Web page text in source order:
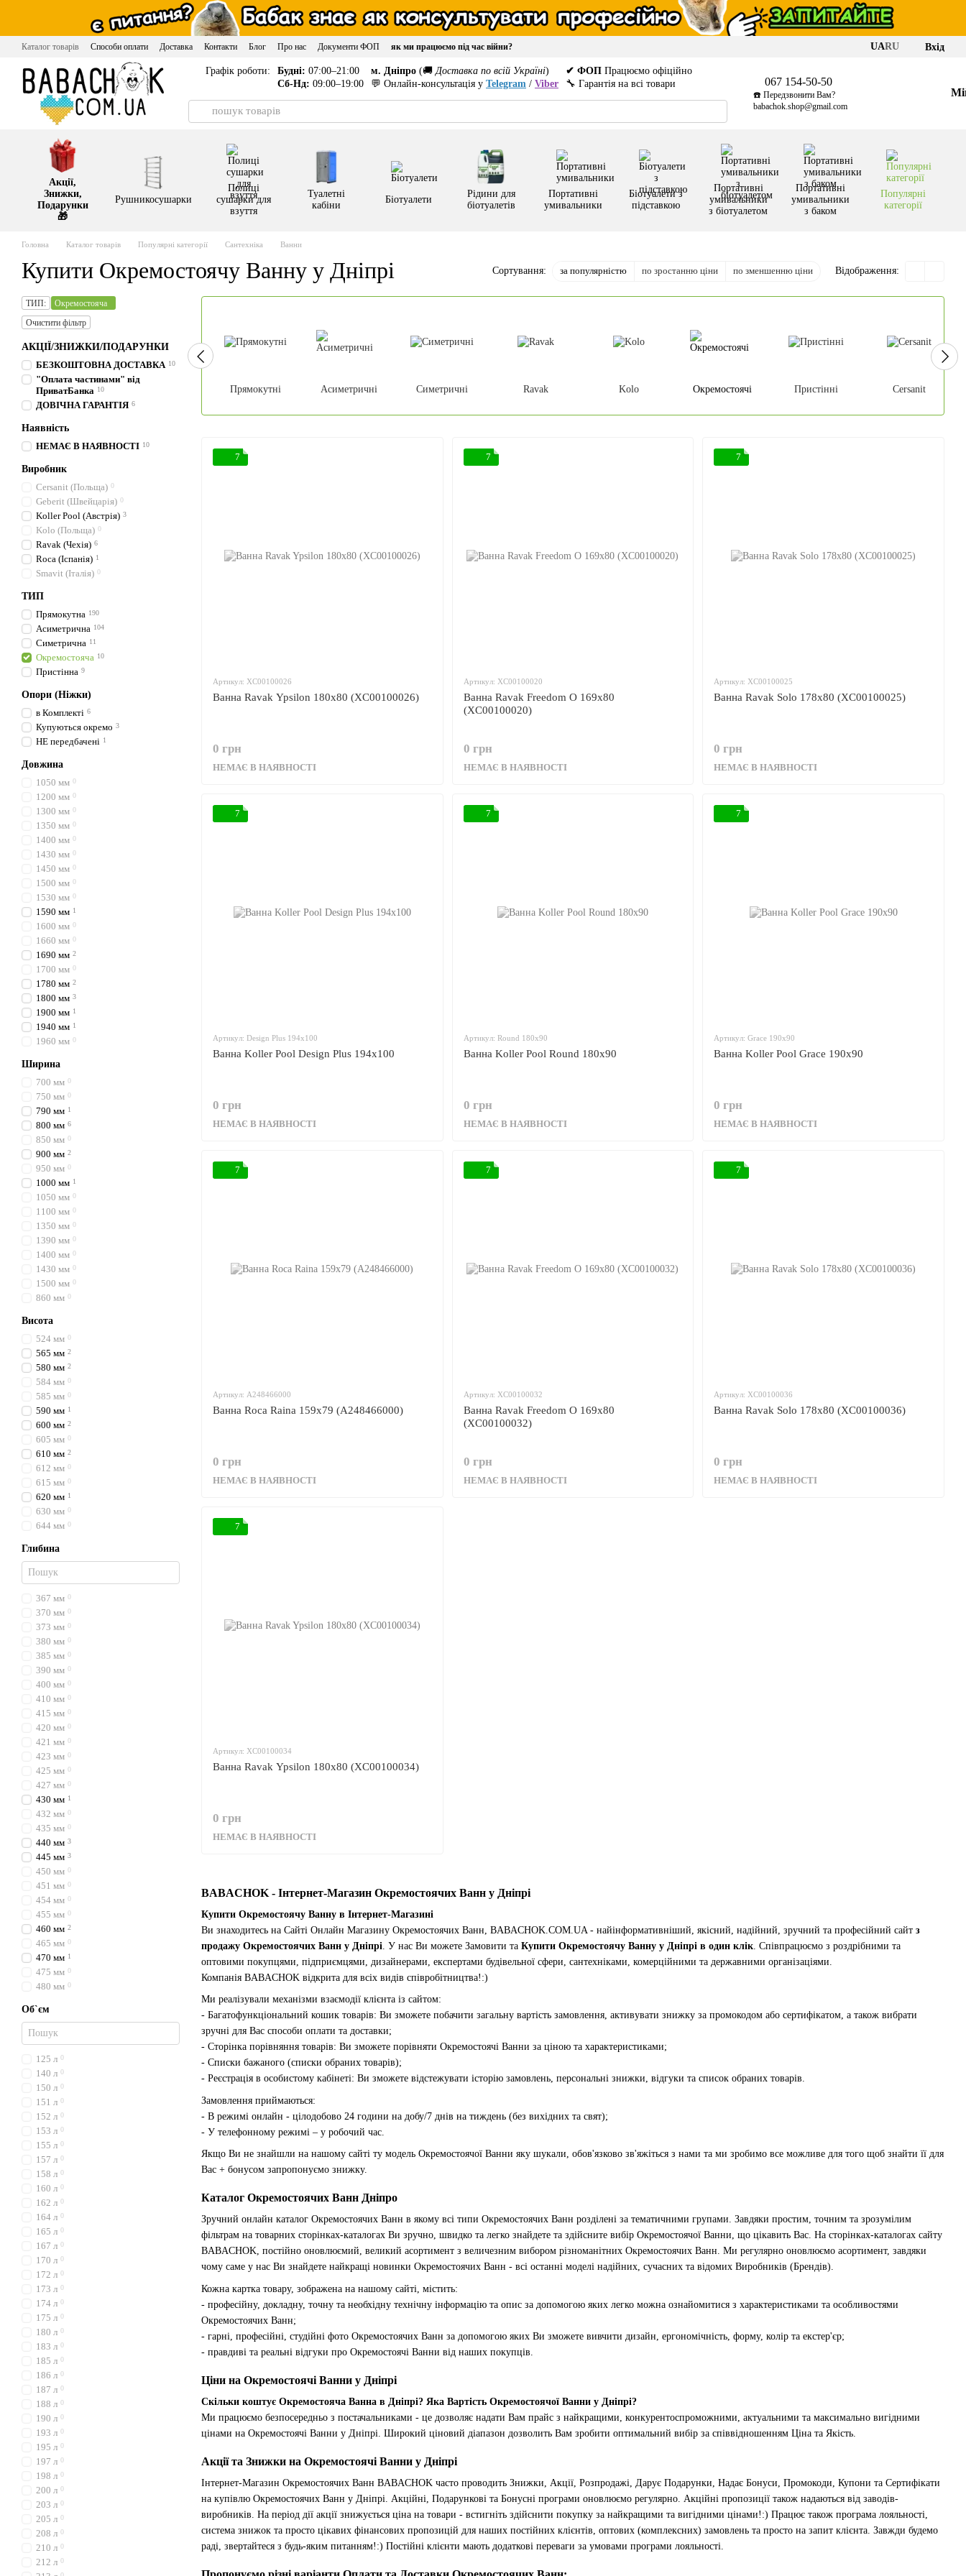
Перейти до основного контенту
Каталог товарів Способи оплати Доставка Контакти Блог Про нас Документи ФОП як ми працюємо під час війни? UARU Вхід
Графік роботи: Будні: 07:00–21:00
Сб-Нд: 09:00–19:00
м. Дніпро (🚚 Доставка по всій Україні)
💬 Онлайн-консультація у Telegram / Viber
✔ ФОП Працюємо офіційно
🔧 Гарантія на всі товари
067 154-50-50
☎️ Передзвонити Вам?
babachok.shop@gmail.com
Акції,
Знижки,
Подарунки
🎁
Рушникосушарки
Полиці
сушарки для
взуття
Туалетні
кабіни
Біотуалети
Рідини для
біотуалетів
Портативні
умивальники
Біотуалети з
підставкою
Портативні
умивальники
з біотуалетом
Портативні
умивальники
з баком
Популярні
категорії
Головна Каталог товарів Популярні категорії Сантехніка Ванни
Купити Окремостоячу Ванну у Дніпрі Сортування: за популярністю по зростанню ціни по зменшенню ціни Відображення:
Прямокутні Асиметричні Симетричні Ravak Kolo Окремостоячі Пристінні Cersanit
BABACHOK - Інтернет-Магазин Окремостоячих Ванн у Дніпрі
Купити Окремостоячу Ванну в Інтернет-Магазині
Ви знаходитесь на Сайті Онлайн Магазину Окремостоячих Ванн, BABACHOK.COM.UA - найінформативніший, якісний, надійний, зручний та професійний сайт з
продажу Окремостоячих Ванн у Дніпрі. У нас Ви можете Замовити та Купити Окремостоячу Ванну у Дніпрі в один клік. Співпрацюємо з роздрібними та
оптовими покупцями, підприємцями, дизайнерами, експертами будівельної сфери, сантехніками, комерційними та державними організаціями.
Компанія BABACHOK відкрита для всіх видів співробітництва!:)
Ми реалізували механізми взаємодії клієнта із сайтом:
- Багатофункціональний кошик товарів: Ви зможете побачити загальну вартість замовлення, активувати знижку за промокодом або сертифікатом, а також вибрати
зручні для Вас способи оплати та доставки;
- Сторінка порівняння товарів: Ви зможете порівняти Окремостоячі Ванни за ціною та характеристиками;
- Списки бажаного (списки обраних товарів);
- Реєстрація в особистому кабінеті: Ви зможете відстежувати історію замовлень, персональні знижки, відгуки та список обраних товарів.
Замовлення приймаються:
- В режимі онлайн - цілодобово 24 години на добу/7 днів на тиждень (без вихідних та свят);
- У телефонному режимі – у робочий час.
Якщо Ви не знайшли на нашому сайті ту модель Окремостоячої Ванни яку шукали, обов'язково зв'яжіться з нами та ми зробимо все можливе для того щоб знайти її для
Вас + бонусом запропонуємо знижку.
Каталог Окремостоячих Ванн Дніпро
Зручний онлайн каталог Окремостоячих Ванн в якому всі типи Окремостоячих Ванн розділені за тематичними групами. Завдяки простим, точним та зрозумілим
фільтрам на товарних сторінках-каталогах Ви зручно, швидко та легко знайдете та здійсните вибір Окремостоячої Ванни, що цікавить Вас. На сторінках-каталогах сайту
BABACHOK, постійно оновлюємий, великий асортимент з величезним вибором різноманітних Окремостоячих Ванн. Ми регулярно оновлюємо асортимент, завдяки
чому саме у нас Ви знайдете найкращі новинки Окремостоячих Ванн - всі останні моделі надійних, сучасних та відомих Виробників (Брендів).
Кожна картка товару, зображена на нашому сайті, містить:
- професійну, докладну, точну та необхідну технічну інформацію та опис за допомогою яких легко можна ознайомитися з характеристиками та особливостями
Окремостоячих Ванн;
- гарні, професійні, студійні фото Окремостоячих Ванн за допомогою яких Ви зможете вивчити дизайн, ергономічність, форму, колір та екстер'єр;
- правдиві та реальні відгуки про Окремостоячі Ванни від наших покупців.
Ціни на Окремостоячі Ванни у Дніпрі
Скільки коштує Окремостояча Ванна в Дніпрі? Яка Вартість Окремостоячої Ванни у Дніпрі?
Ми працюємо безпосередньо з постачальниками - це дозволяє надати Вам прайс з найкращими, конкурентоспроможними, актуальними та максимально вигідними
цінами на Окремостоячі Ванни у Дніпрі. Широкий ціновий діапазон дозволить Вам зробити оптимальний вибір за співвідношенням Ціна та Якість.
Акції та Знижки на Окремостоячі Ванни у Дніпрі
Інтернет-Магазин Окремостоячих Ванн BABACHOK часто проводить Знижки, Акції, Розпродажі, Дарує Подарунки, Надає Бонуси, Промокоди, Купони та Сертифікати
на купівлю Окремостоячих Ванн у Дніпрі. Акційні, Подарункові та Бонусні програми оновлюємо регулярно. Акційні пропозиції також надаються від заводів-
виробників. На період дії акції знижується ціна на товари - встигніть здійснити покупку за найкращими та вигідними цінами!:) Працює також програма лояльності,
система знижок та просто цікавих фінансових пропозицій для наших постійних клієнтів, оптових (комплексних) замовлень та просто на запит клієнта. Завжди будемо
раді, звертайтеся з будь-яким питанням!:) Постійні клієнти мають додаткові переваги за умовами програми лояльності.
7
Артикул: XC00100026
Ванна Ravak Ypsilon 180x80 (XC00100026)
0 грн
НЕМАЄ В НАЯВНОСТІ
7
Артикул: XC00100020
Ванна Ravak Freedom O 169x80
(XC00100020)
0 грн
НЕМАЄ В НАЯВНОСТІ
7
Артикул: XC00100025
Ванна Ravak Solo 178x80 (XC00100025)
0 грн
НЕМАЄ В НАЯВНОСТІ
7
Артикул: Design Plus 194x100
Ванна Koller Pool Design Plus 194x100
0 грн
НЕМАЄ В НАЯВНОСТІ
7
Артикул: Round 180x90
Ванна Koller Pool Round 180x90
0 грн
НЕМАЄ В НАЯВНОСТІ
7
Артикул: Grace 190x90
Ванна Koller Pool Grace 190x90
0 грн
НЕМАЄ В НАЯВНОСТІ
7
Артикул: A248466000
Ванна Roca Raina 159x79 (A248466000)
0 грн
НЕМАЄ В НАЯВНОСТІ
7
Артикул: XC00100032
Ванна Ravak Freedom O 169x80
(XC00100032)
0 грн
НЕМАЄ В НАЯВНОСТІ
7
Артикул: XC00100036
Ванна Ravak Solo 178x80 (XC00100036)
0 грн
НЕМАЄ В НАЯВНОСТІ
7
Артикул: XC00100034
Ванна Ravak Ypsilon 180x80 (XC00100034)
0 грн
НЕМАЄ В НАЯВНОСТІ
ТИП:
Окремостояча
Очистити фільтр
АКЦІЇ/ЗНИЖКИ/ПОДАРУНКИ
БЕЗКОШТОВНА ДОСТАВКА 10
"Оплата частинами" від
ПриватБанка 10
ДОВІЧНА ГАРАНТІЯ 6
Наявність
НЕМАЄ В НАЯВНОСТІ 10
Виробник
Cersanit (Польща) 0
Geberit (Швейцарія) 0
Koller Pool (Австрія) 3
Kolo (Польща) 0
Ravak (Чехія) 6
Roca (Іспанія) 1
Smavit (Італія) 0
ТИП
Прямокутна 190
Асиметрична 104
Симетрична 11
Окремостояча 10
Пристінна 9
Опори (Ніжки)
в Комплекті 6
Купуються окремо 3
НЕ передбачені 1
Довжина
1050 мм 0
1200 мм 0
1300 мм 0
1350 мм 0
1400 мм 0
1430 мм 0
1450 мм 0
1500 мм 0
1530 мм 0
1590 мм 1
1600 мм 0
1660 мм 0
1690 мм 2
1700 мм 0
1780 мм 2
1800 мм 3
1900 мм 1
1940 мм 1
1960 мм 0
Ширина
700 мм 0
750 мм 0
790 мм 1
800 мм 6
850 мм 0
900 мм 2
950 мм 0
1000 мм 1
1050 мм 0
1100 мм 0
1350 мм 0
1390 мм 0
1400 мм 0
1430 мм 0
1500 мм 0
860 мм 0
Висота
524 мм 0
565 мм 2
580 мм 2
584 мм 0
585 мм 0
590 мм 1
600 мм 2
605 мм 0
610 мм 2
612 мм 0
615 мм 0
620 мм 1
630 мм 0
644 мм 0
Глибина
367 мм 0
370 мм 0
373 мм 0
380 мм 0
385 мм 0
390 мм 0
400 мм 0
410 мм 0
415 мм 0
420 мм 0
421 мм 0
423 мм 0
425 мм 0
427 мм 0
430 мм 1
432 мм 0
435 мм 0
440 мм 3
445 мм 3
450 мм 0
451 мм 0
454 мм 0
455 мм 0
460 мм 2
465 мм 0
470 мм 1
475 мм 0
480 мм 0
Об`єм
125 л 0
140 л 0
150 л 0
151 л 0
152 л 0
153 л 0
155 л 0
157 л 0
158 л 0
160 л 0
162 л 0
164 л 0
165 л 0
167 л 0
170 л 0
172 л 0
173 л 0
174 л 0
175 л 0
180 л 0
183 л 0
185 л 0
186 л 0
187 л 0
188 л 0
190 л 0
193 л 0
195 л 0
197 л 0
198 л 0
200 л 0
203 л 0
205 л 0
208 л 0
210 л 0
212 л 0